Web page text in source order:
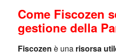
Come Fiscozen
gestione della
Fiscozen è una risorsa